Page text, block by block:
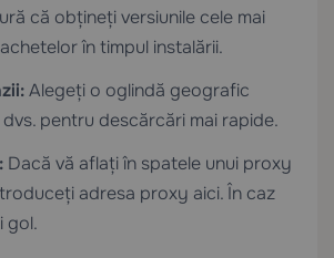
că obțineți versiunile cele mai
în timpul instalării.
Alegeți o oglindă geografic
pentru descărcări mai rapide.
Dacă vă aflați în spatele unui proxy
adresa proxy aici. În caz
gol.